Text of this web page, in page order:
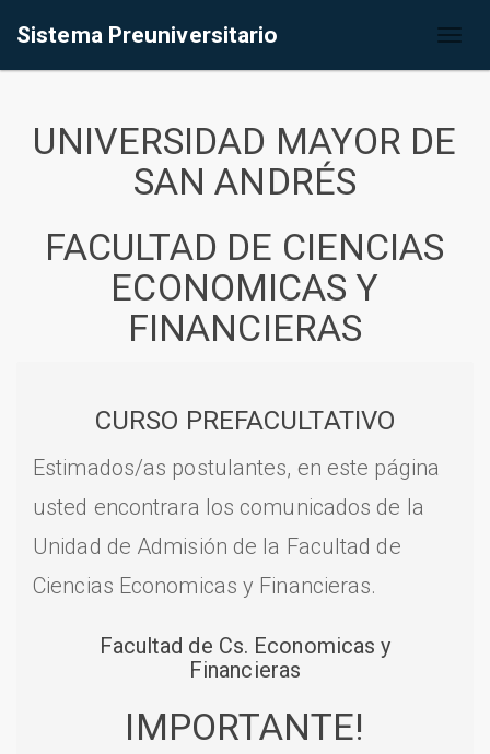
Sistema Preuniversitario
UNIVERSIDAD MAYOR DE
SAN ANDRÉS
FACULTAD DE CIENCIAS
ECONOMICAS Y
FINANCIERAS
CURSO PREFACULTATIVO
Estimados/as postulantes, en este página
usted encontrara los comunicados de la
Unidad de Admisión de la Facultad de
Ciencias Economicas y Financieras.
Facultad de Cs. Economicas y
Financieras
IMPORTANTE!